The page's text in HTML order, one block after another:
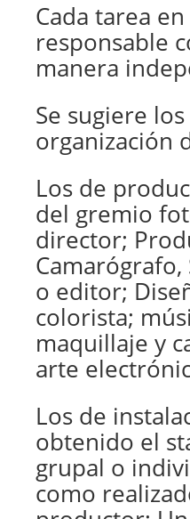
Cada tarea
responsable
manera
Se sugiere
organización
Los de
del gremio
director;
o editor;
colorista;
maquillaje y
arte
Los de
obtenido el
grupal o
como